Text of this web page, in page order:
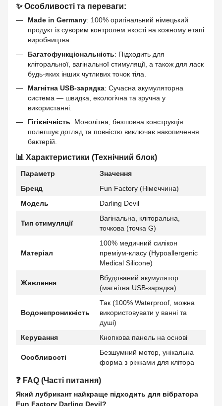
✨ Особливості та переваги:
Made in Germany: 100% оригінальний німецький
продукт із суворим контролем якості на кожному етапі
виробництва.
Багатофункціональність: Підходить для
кліторальної, вагінальної стимуляції, а також для ласк
будь-яких інших чутливих точок тіла.
Магнітна USB-зарядка: Сучасна акумуляторна
система — швидка, екологічна та зручна у
використанні.
Гігієнічність: Монолітна, безшовна конструкція
полегшує догляд та повністю виключає накопичення
бактерій.
📊 Характеристики (Технічний блок)
Параметр
Значення
Бренд
Fun Factory (Німеччина)
Модель
Darling Devil
Тип стимуляції
Вагінальна, кліторальна,
точкова (точка G)
Матеріал
100% медичний силікон
преміум-класу (Hypoallergenic
Medical Silicone)
Живлення
Вбудований акумулятор
(магнітна USB-зарядка)
Водонепроникність
Так (100% Waterproof, можна
використовувати у ванні та
душі)
Керування
Кнопкова панель на основі
Особливості
Безшумний мотор, унікальна
форма з ріжками для клітора
❓ FAQ (Часті питання)
Який лубрикант найкраще підходить для вібратора
Fun Factory Darling Devil?